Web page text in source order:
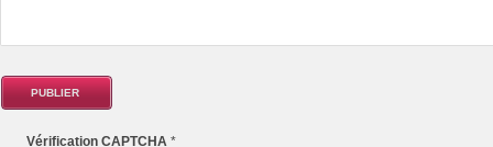
Vérification CAPTCHA *